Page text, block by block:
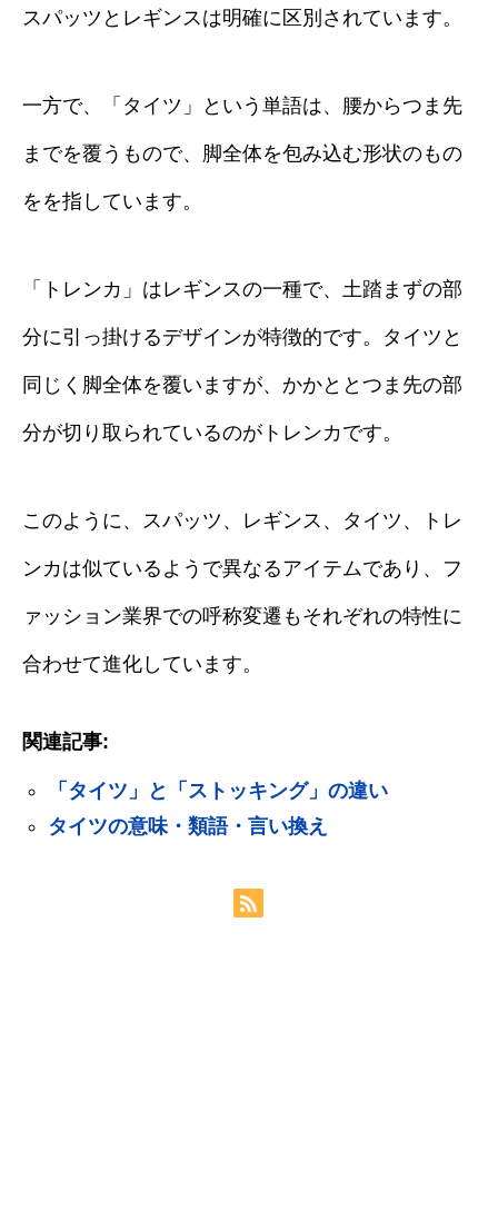
スパッツとレギンスは明確に区別されています。
一方で、「タイツ」という単語は、腰からつま先
までを覆うもので、脚全体を包み込む形状のもの
をを指しています。
「トレンカ」はレギンスの一種で、土踏まずの部
分に引っ掛けるデザインが特徴的です。タイツと
同じく脚全体を覆いますが、かかととつま先の部
分が切り取られているのがトレンカです。
このように、スパッツ、レギンス、タイツ、トレ
ンカは似ているようで異なるアイテムであり、フ
ァッション業界での呼称変遷もそれぞれの特性に
合わせて進化しています。
関連記事:
「タイツ」と「ストッキング」の違い
タイツの意味・類語・言い換え